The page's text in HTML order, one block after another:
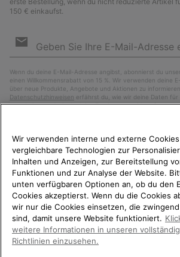
150 € einkaufst.
Anmeldung
Wenn du deine E-Mail-Adresse angibst, abonnierst du
einen Willkommensrabatt von 15 %. Wir verwenden deine
über neue Produkte, Angebote und Aktionen zu
Datenschutzhinweisen erfährst du, wie wir deine Daten für
verarbeiten und wie du deine Zustimmung widerrufen
Deutschland
©2026SOREL. Alle Rechte vorbehalten.
WILLKOMMEN BEI
BITTE WÄHLEN
Wir verwenden interne und externe
vergleichbare Technologien zur
Inhalten und Anzeigen, zur Bereitstellung
Funktionen und zur Analyse der Website.
unten verfügbaren Optionen an, ob du den
Cookies akzeptierst. Wenn du die Cookies
wir nur die Cookies einsetzen, die
sind, damit unsere Website funktioniert.
weitere Informationen in unseren
Richtlinien einzusehen.